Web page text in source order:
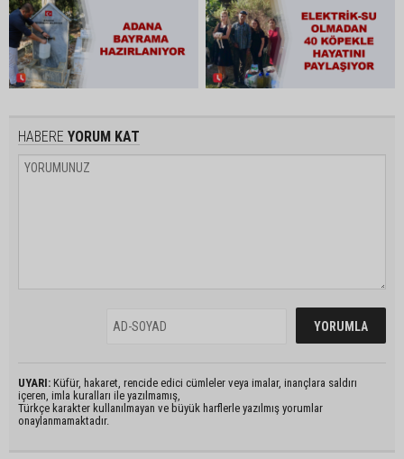
HABERE YORUM KAT
UYARI: Küfür, hakaret, rencide edici cümleler veya imalar, inançlara saldırı
içeren, imla kuralları ile yazılmamış,
Türkçe karakter kullanılmayan ve büyük harflerle yazılmış yorumlar
onaylanmamaktadır.